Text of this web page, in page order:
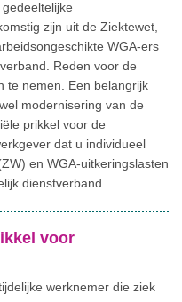
zijn uit de Ziektewet,
WGA-ers
Reden voor de
te nemen. Een belangrijk
modernisering van de
prikkel voor de
dat u individueel
en WGA-uitkeringslasten
dienstverband.
voor
werknemer die ziek